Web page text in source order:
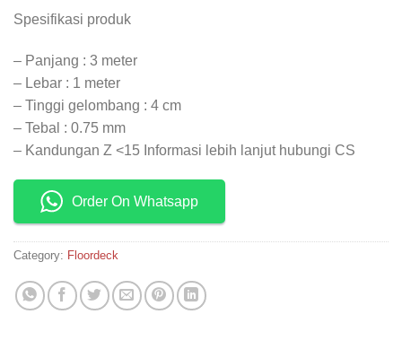
Spesifikasi produk
– Panjang : 3 meter
– Lebar : 1 meter
– Tinggi gelombang : 4 cm
– Tebal : 0.75 mm
– Kandungan Z <15 Informasi lebih lanjut hubungi CS
Order On Whatsapp
Category: Floordeck